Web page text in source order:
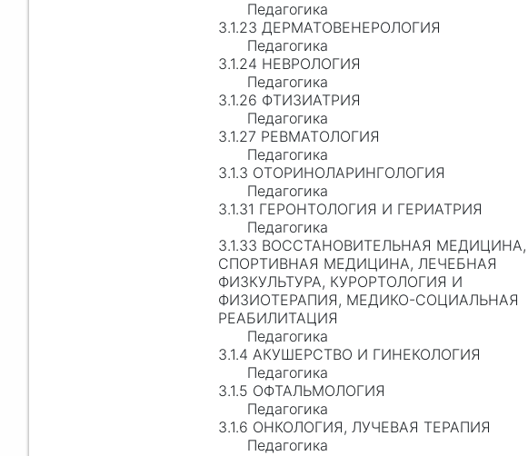
Педагогика
3.1.23 ДЕРМАТОВЕНЕРОЛОГИЯ
Педагогика
3.1.24 НЕВРОЛОГИЯ
Педагогика
3.1.26 ФТИЗИАТРИЯ
Педагогика
3.1.27 РЕВМАТОЛОГИЯ
Педагогика
3.1.3 ОТОРИНОЛАРИНГОЛОГИЯ
Педагогика
3.1.31 ГЕРОНТОЛОГИЯ И ГЕРИАТРИЯ
Педагогика
3.1.33 ВОССТАНОВИТЕЛЬНАЯ МЕДИЦИНА,
СПОРТИВНАЯ МЕДИЦИНА, ЛЕЧЕБНАЯ
ФИЗКУЛЬТУРА, КУРОРТОЛОГИЯ И
ФИЗИОТЕРАПИЯ, МЕДИКО-СОЦИАЛЬНАЯ
РЕАБИЛИТАЦИЯ
Педагогика
3.1.4 АКУШЕРСТВО И ГИНЕКОЛОГИЯ
Педагогика
3.1.5 ОФТАЛЬМОЛОГИЯ
Педагогика
3.1.6 ОНКОЛОГИЯ, ЛУЧЕВАЯ ТЕРАПИЯ
Педагогика